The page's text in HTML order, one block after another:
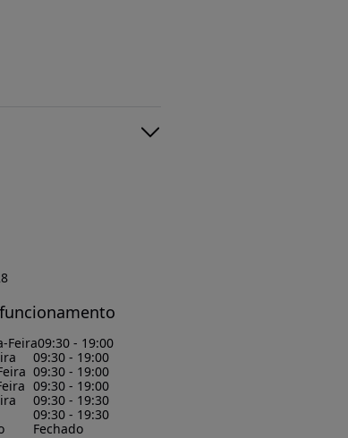
Feira09:30 - 19:00
09:30 - 19:00
09:30 - 19:00
09:30 - 19:00
09:30 - 19:30
09:30 - 19:30
Fechado